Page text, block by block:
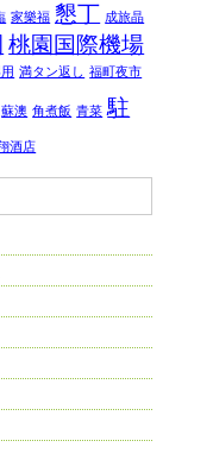
家樂福 懇丁 成旅晶
桃園国際機場
満タン返し 福町夜市
蘇澳 角煮飯 青菜 駐
酒店